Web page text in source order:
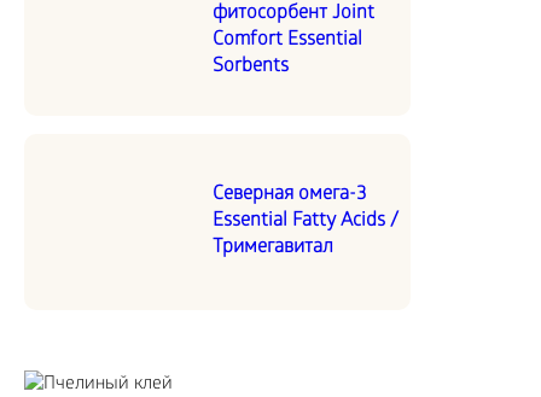
фитосорбент Joint
Comfort Essential
Sorbents
Северная омега-3
Essential Fatty Acids /
Тримегавитал